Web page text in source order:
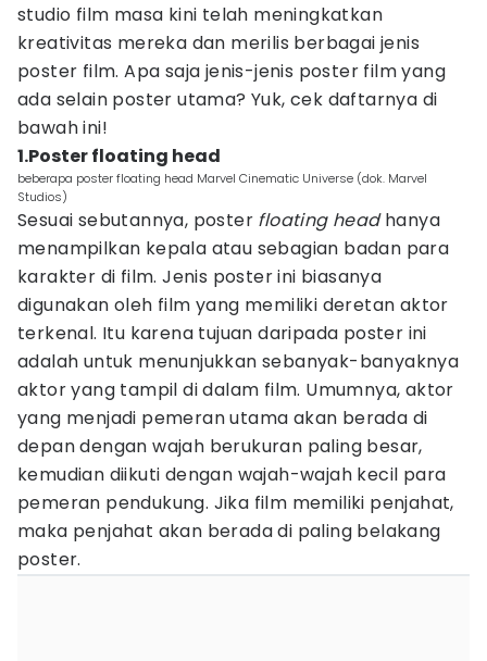
studio film masa kini telah meningkatkan
kreativitas mereka dan merilis berbagai jenis
poster film. Apa saja jenis-jenis poster film yang
ada selain poster utama? Yuk, cek daftarnya di
bawah ini!
1.Poster floating head
beberapa poster floating head Marvel Cinematic Universe (dok. Marvel
Studios)
Sesuai sebutannya, poster floating headhanya
menampilkan kepala atau sebagian badan para
karakter di film. Jenis poster ini biasanya
digunakan oleh film yang memiliki deretan aktor
terkenal. Itu karena tujuan daripada poster ini
adalah untuk menunjukkan sebanyak-banyaknya
aktor yang tampil di dalam film. Umumnya, aktor
yang menjadi pemeran utama akan berada di
depan dengan wajah berukuran paling besar,
kemudian diikuti dengan wajah-wajah kecil para
pemeran pendukung. Jika film memiliki penjahat,
maka penjahat akan berada di paling belakang
poster.